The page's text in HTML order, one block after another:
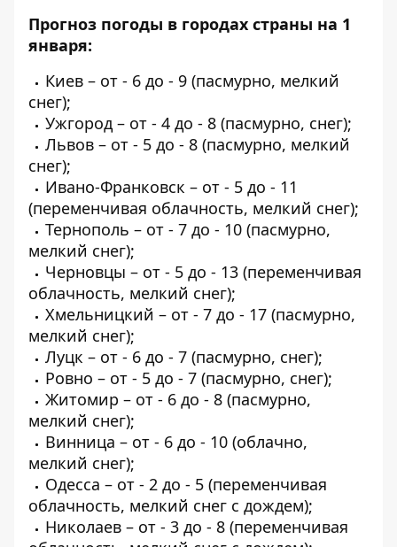
Прогноз погоды в городах страны на 1
января:
Киев – от - 6 до - 9 (пасмурно, мелкий
снег);
Ужгород – от - 4 до - 8 (пасмурно, снег);
Львов – от - 5 до - 8 (пасмурно, мелкий
снег);
Ивано-Франковск – от - 5 до - 11
(переменчивая облачность, мелкий снег);
Тернополь – от - 7 до - 10 (пасмурно,
мелкий снег);
Черновцы – от - 5 до - 13 (переменчивая
облачность, мелкий снег);
Хмельницкий – от - 7 до - 17 (пасмурно,
мелкий снег);
Луцк – от - 6 до - 7 (пасмурно, снег);
Ровно – от - 5 до - 7 (пасмурно, снег);
Житомир – от - 6 до - 8 (пасмурно,
мелкий снег);
Винница – от - 6 до - 10 (облачно,
мелкий снег);
Одесса – от - 2 до - 5 (переменчивая
облачность, мелкий снег с дождем);
Николаев – от - 3 до - 8 (переменчивая